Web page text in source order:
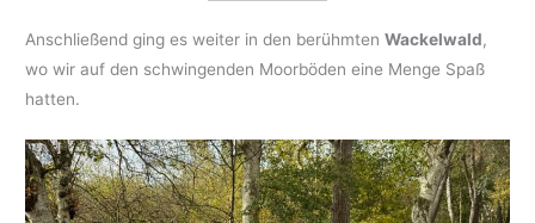
Anschließend ging es weiter in den berühmtenWackelwald,
wo wir auf den schwingenden Moorböden eine Menge Spaß
hatten.